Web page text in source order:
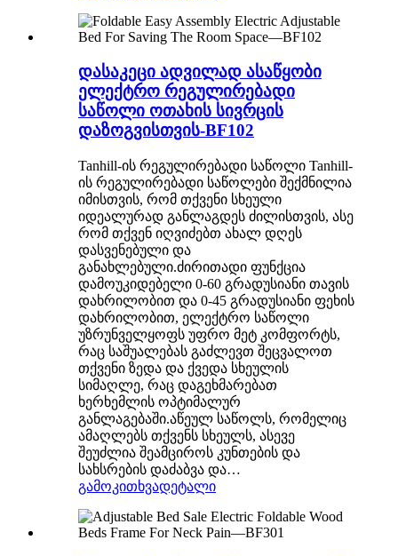
დასაკეცი ადვილად ასაწყობი
ელექტრო რეგულირებადი
საწოლი ოთახის სივრცის
დაზოგვისთვის-BF102
Tanhill-ის რეგულირებადი საწოლი Tanhill-
ის რეგულირებადი საწოლები შექმნილია
იმისთვის, რომ თქვენი სხეული
იდეალურად განლაგდეს ძილისთვის, ასე
რომ თქვენ იღვიძებთ ახალ დღეს
დასვენებული და
განახლებული.ძირითადი ფუნქცია
დამოუკიდებელი 0-60 გრადუსიანი თავის
დახრილობით და 0-45 გრადუსიანი ფეხის
დახრილობით, ელექტრო საწოლი
უზრუნველყოფს უფრო მეტ კომფორტს,
რაც საშუალებას გაძლევთ შეცვალოთ
თქვენი ზედა და ქვედა სხეულის
სიმაღლე, რაც დაგეხმარებათ
ხერხემლის ოპტიმალურ
განლაგებაში.აწეულ საწოლს, რომელიც
ამაღლებს თქვენს სხეულს, ასევე
შეუძლია შეამციროს კუნთების და
სახსრების დაძაბვა და…
გამოკითხვადეტალი